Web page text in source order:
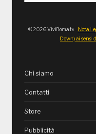
© 2026 ViviRoma.tv - Nota
Down) ai sensi
Chi siamo
Contatti
Store
Pubblicità